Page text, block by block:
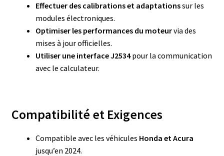
Effectuer des calibrations et adaptationssur les
modules électroniques.
Optimiser les performances du moteurvia des
mises à jour officielles.
Utiliser une interface J2534pour la communication
avec le calculateur.
Compatibilité et Exigences
Compatible avec les véhicules Honda et Acura
jusqu’en 2024.